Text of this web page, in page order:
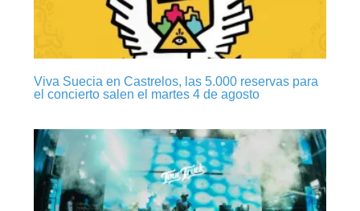
Viva Suecia en Castrelos, las 5.000 reservas para
el concierto salen el martes 4 de agosto